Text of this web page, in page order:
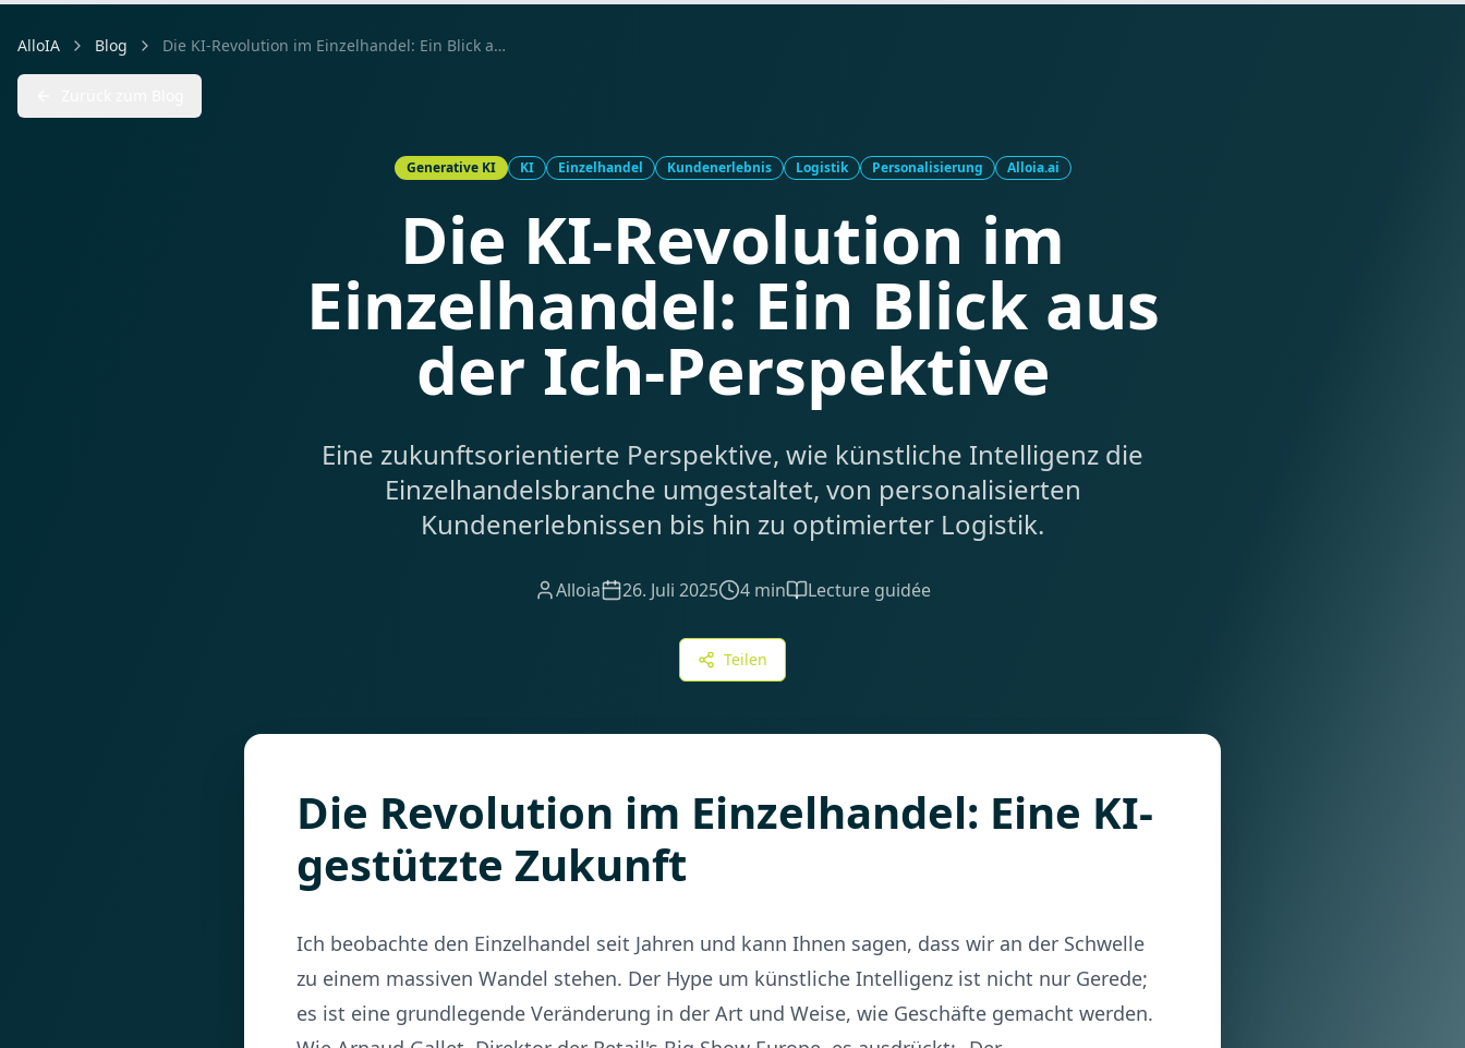
AlloIA Blog Die KI-Revolution im Einzelhandel: Ein Blick aus der Ich-Perspektive
Generative KI KI Einzelhandel Kundenerlebnis Logistik Personalisierung Alloia.ai
Die KI-Revolution im
Einzelhandel: Ein Blick aus
der Ich-Perspektive
Eine zukunftsorientierte Perspektive, wie künstliche Intelligenz die
Einzelhandelsbranche umgestaltet, von personalisierten
Kundenerlebnissen bis hin zu optimierter Logistik.
Alloia 26. Juli 2025 4 min Lecture guidée
Teilen
Die Revolution im Einzelhandel: Eine KI-
gestützte Zukunft
Ich beobachte den Einzelhandel seit Jahren und kann Ihnen sagen, dass wir an der Schwelle
zu einem massiven Wandel stehen. Der Hype um künstliche Intelligenz ist nicht nur Gerede;
es ist eine grundlegende Veränderung in der Art und Weise, wie Geschäfte gemacht werden.